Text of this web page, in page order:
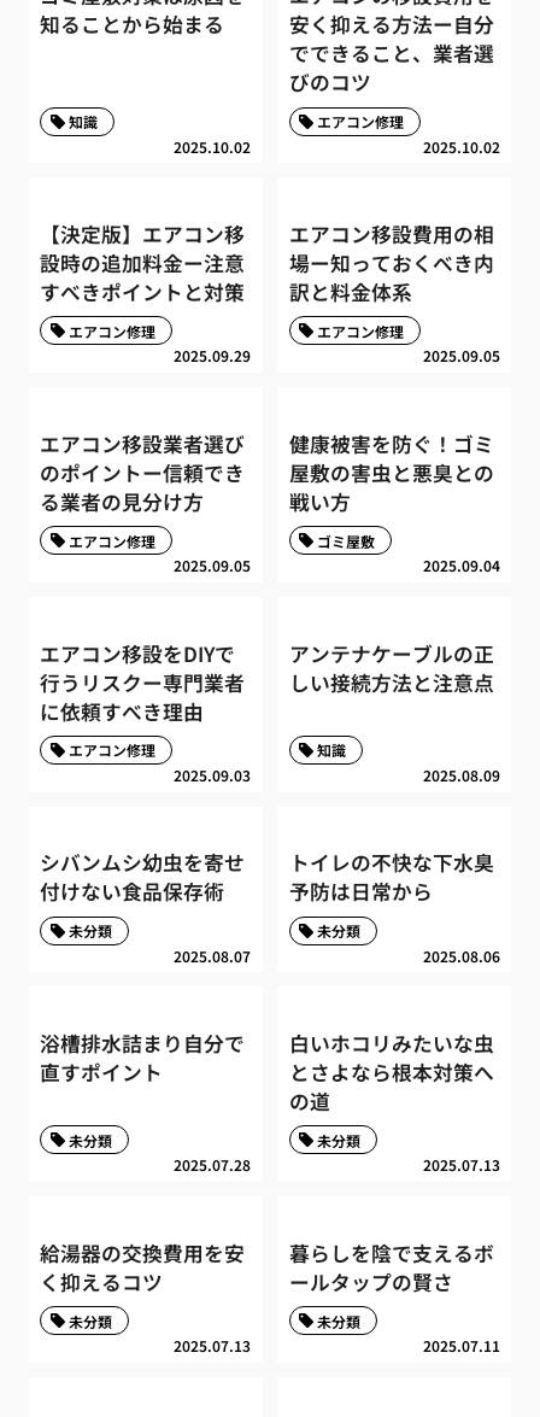
知ることから始まる
2025.10.02
知識
安く抑える方法ー自分
でできること、業者選
びのコツ
2025.10.02
エアコン修理
【決定版】エアコン移
設時の追加料金ー注意
すべきポイントと対策
2025.09.29
エアコン修理
エアコン移設費用の相
場ー知っておくべき内
訳と料金体系
2025.09.05
エアコン修理
エアコン移設業者選び
のポイントー信頼でき
る業者の見分け方
2025.09.05
エアコン修理
健康被害を防ぐ！ゴミ
屋敷の害虫と悪臭との
戦い方
2025.09.04
ゴミ屋敷
エアコン移設をDIYで
行うリスクー専門業者
に依頼すべき理由
2025.09.03
エアコン修理
アンテナケーブルの正
しい接続方法と注意点
2025.08.09
知識
シバンムシ幼虫を寄せ
付けない食品保存術
2025.08.07
未分類
トイレの不快な下水臭
予防は日常から
2025.08.06
未分類
浴槽排水詰まり自分で
直すポイント
2025.07.28
未分類
白いホコリみたいな虫
とさよなら根本対策へ
の道
2025.07.13
未分類
給湯器の交換費用を安
く抑えるコツ
2025.07.13
未分類
暮らしを陰で支えるボ
ールタップの賢さ
2025.07.11
未分類